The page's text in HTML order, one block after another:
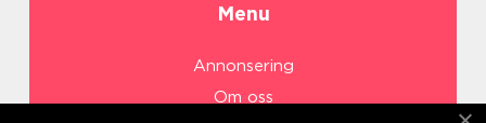
Menu
Annonsering
Om oss